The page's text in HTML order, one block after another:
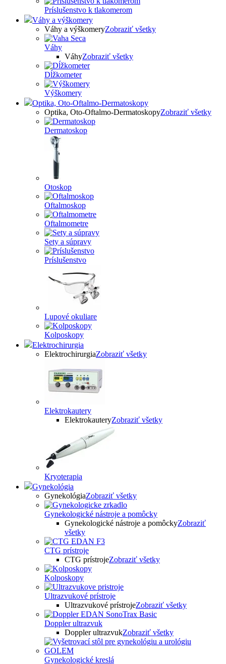
Príslušenstvo k tlakomerom
Váhy a výškomery
Váhy a výškomeryZobraziť všetky
Váhy
VáhyZobraziť všetky
Dĺžkometer
Výškomery
Optika, Oto-Oftalmo-Dermatoskopy
Optika, Oto-Oftalmo-DermatoskopyZobraziť všetky
Dermatoskop
Otoskop
Oftalmoskop
Oftalmometre
Sety a súpravy
Príslušenstvo
Lupové okuliare
Kolposkopy
Elektrochirurgia
ElektrochirurgiaZobraziť všetky
Elektrokautery
ElektrokauteryZobraziť všetky
Kryoterapia
Gynekológia
GynekológiaZobraziť všetky
Gynekologické nástroje a pomôcky
Gynekologické nástroje a pomôckyZobraziť
všetky
CTG prístroje
CTG prístrojeZobraziť všetky
Kolposkopy
Ultrazvukové prístroje
Ultrazvukové prístrojeZobraziť všetky
Doppler ultrazvuk
Doppler ultrazvukZobraziť všetky
Gynekologické kreslá